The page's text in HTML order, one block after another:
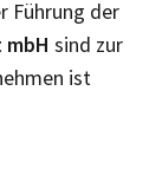
Führung der
sind zur
ist